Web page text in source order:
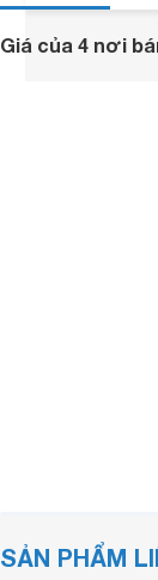
Giá của 4 nơi
SẢN PHẨM